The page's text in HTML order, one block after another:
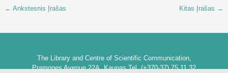
← Ankstesnis Įrašas Kitas Įrašas →
The Library and Centre of Scientific Communication,
Pramones Avenue 22A, Kaunas Tel. (+370-37) 75 11 32